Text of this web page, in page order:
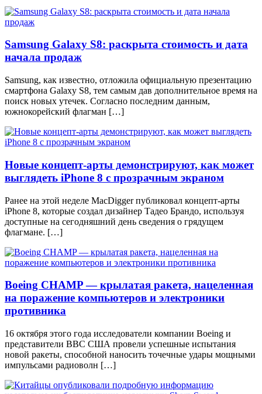
Samsung Galaxy S8: раскрыта стоимость и дата
начала продаж
Samsung, как известно, отложила официальную презентацию
смартфона Galaxy S8, тем самым дав дополнительное время на
поиск новых утечек. Согласно последним данным,
южнокорейский флагман […]
Новые концепт-арты демонстрируют, как может
выглядеть iPhone 8 с прозрачным экраном
Ранее на этой неделе MacDigger публиковал концепт-арты
iPhone 8, которые создал дизайнер Тадео Брандо, используя
доступные на сегодняшний день сведения о грядущем
флагмане. […]
Boeing CHAMP — крылатая ракета, нацеленная
на поражение компьютеров и электроники
противника
16 октября этого года исследователи компании Boeing и
представители ВВС США провели успешные испытания
новой ракеты, способной наносить точечные удары мощными
импульсами радиоволн […]